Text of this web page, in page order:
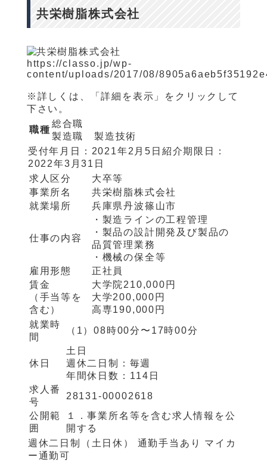
共栄樹脂株式会社
https://classo.jp/wp-
content/uploads/2017/08/
※詳しくは、「詳細を表示」をクリックして
下さい。
職種
総合職
製造職 製造技術
受付年月日： 2021年2月5日 紹介期限日：
2022年3月31日
求人区分
大卒等
事業所名
共栄樹脂株式会社
就業場所
兵庫県丹波篠山市
仕事の内容
・製造ラインの工程管理
・製品の設計開発及び製品の
品質管理業務
・機械の保全等
雇用形態
正社員
賃金
（手当等を
含む）
大学院 210,000円
大学200,000円
高専190,000円
就業時
間
（1）08時00分〜17時00分
休日
土日
週休二日制： 毎週
年間休日数： 114日
求人番
号
28131-00002618
公開範
囲
１．事業所名等を含む求人情報を公
開する
週休二日制（土日休）
通勤手当あり
マイカ
ー通勤可